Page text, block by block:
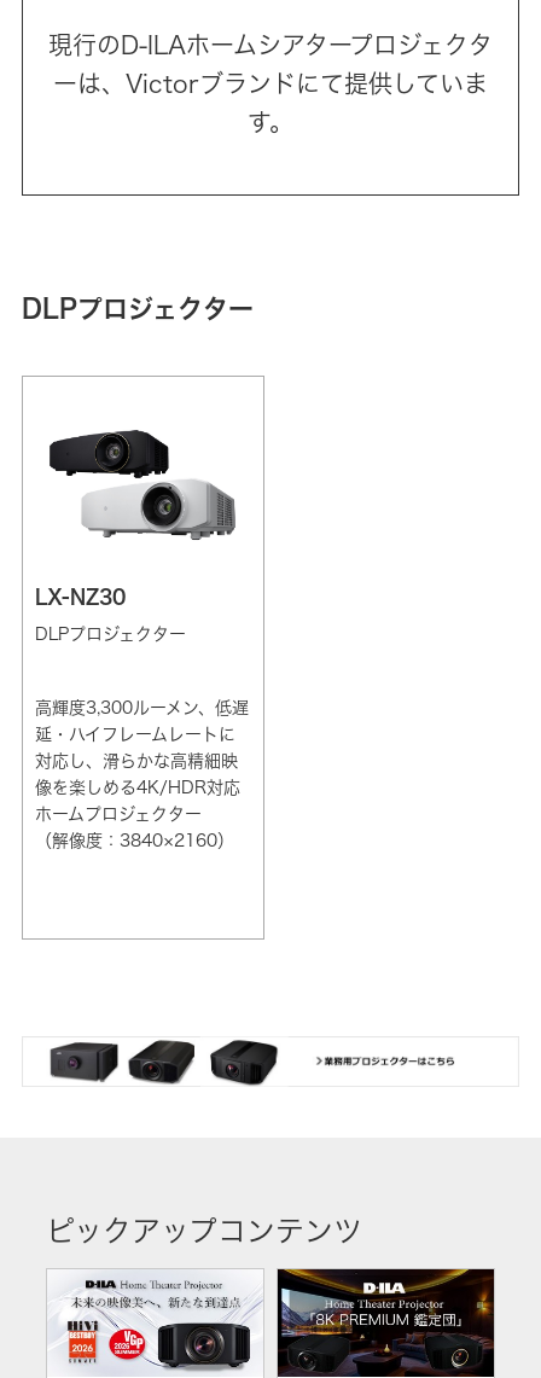
現行のD‑ILAホームシアタープロジェクタ
ーは、Victorブランドにて提供していま
す。
DLPプロジェクター
LX-NZ30
DLPプロジェクター
高輝度3,300ルーメン、低遅
延・ハイフレームレートに
対応し、滑らかな高精細映
像を楽しめる4K/HDR対応
ホームプロジェクター
（解像度：3840×2160）
ピックアップコンテンツ